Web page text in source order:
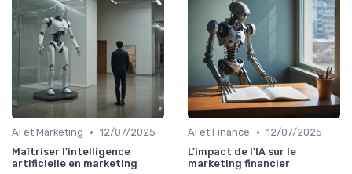
AI et Marketing • 12/07/2025
Maîtriser l'intelligence
artificielle en marketing
AI et Finance • 12/07/2025
L'impact de l'IA sur le
marketing financier